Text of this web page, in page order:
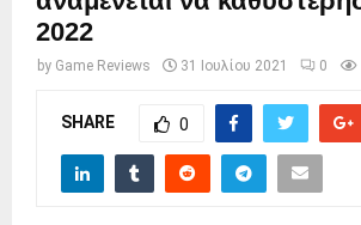
2022
by Game Reviews 31 Ιουλίου 2021 0
SHARE 0